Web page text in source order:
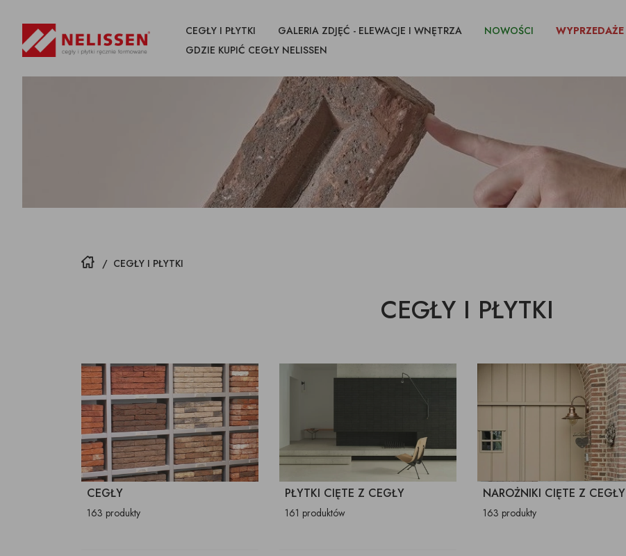
CEGŁY I PŁYTKI
CEGŁY I PŁYTKI
PŁYTKI CIĘTE Z CEGŁY
NAROŻNIKI CIĘTE Z
CEGŁY
IMPREGNATY
GALERIA ZDJĘĆ - ELEWACJE I WNĘTRZA NOWOŚCI WYPRZEDAŻE
GDZIE KUPIĆ CEGŁY NELISSEN
STRONA GŁÓWNA
/ CEGŁY I PŁYTKI
CEGŁY I PŁYTKI
CEGŁY
163 produkty
PŁYTKI CIĘTE Z CEGŁY
161 produktów
NAROŻNIKI CIĘTE Z CEGŁY
163 produkty